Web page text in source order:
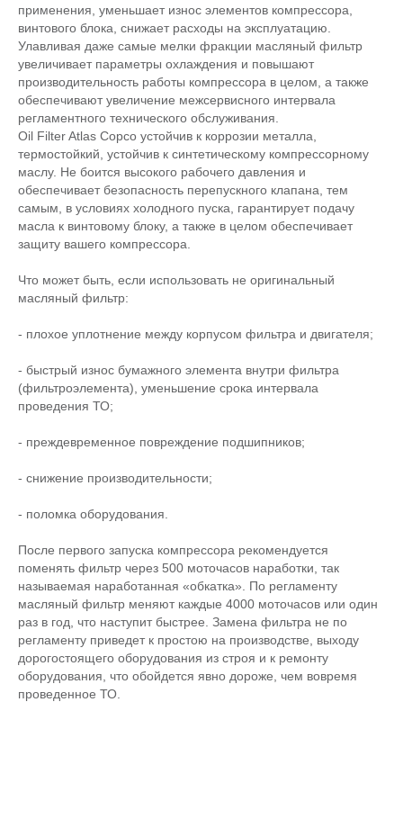
применения, уменьшает износ элементов компрессора,
винтового блока, снижает расходы на эксплуатацию.
Улавливая даже самые мелки фракции масляный фильтр
увеличивает параметры охлаждения и повышают
производительность работы компрессора в целом, а также
обеспечивают увеличение межсервисного интервала
регламентного технического обслуживания.
Oil Filter Atlas Copco устойчив к коррозии металла,
термостойкий, устойчив к синтетическому компрессорному
маслу. Не боится высокого рабочего давления и
обеспечивает безопасность перепускного клапана, тем
самым, в условиях холодного пуска, гарантирует подачу
масла к винтовому блоку, а также в целом обеспечивает
защиту вашего компрессора.
Что может быть, если использовать не оригинальный
масляный фильтр:
- плохое уплотнение между корпусом фильтра и двигателя;
- быстрый износ бумажного элемента внутри фильтра
(фильтроэлемента), уменьшение срока интервала
проведения ТО;
- преждевременное повреждение подшипников;
- снижение производительности;
- поломка оборудования.
После первого запуска компрессора рекомендуется
поменять фильтр через 500 моточасов наработки, так
называемая наработанная «обкатка». По регламенту
масляный фильтр меняют каждые 4000 моточасов или один
раз в год, что наступит быстрее. Замена фильтра не по
регламенту приведет к простою на производстве, выходу
дорогостоящего оборудования из строя и к ремонту
оборудования, что обойдется явно дороже, чем вовремя
проведенное ТО.